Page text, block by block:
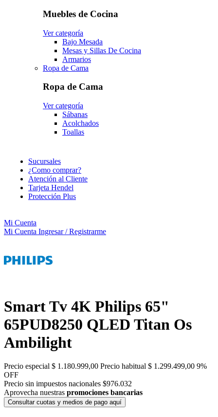
Muebles de Cocina
Ver categoría
Bajo Mesada
Mesas y Sillas De Cocina
Armarios
Ropa de Cama
Ropa de Cama
Ver categoría
Sábanas
Acolchados
Toallas
Sucursales
¿Como comprar?
Atención al Cliente
Tarjeta Hendel
Protección Plus
Mi Cuenta
Mi Cuenta Ingresar / Registrarme
Smart Tv 4K Philips 65"
65PUD8250 QLED Titan Os
Ambilight
Precio especial $ 1.180.999,00 Precio habitual $ 1.299.499,00 9%
OFF
Precio sin impuestos nacionales $976.032
Aprovecha nuestras promociones bancarias
Consultar cuotas y medios de pago aquí